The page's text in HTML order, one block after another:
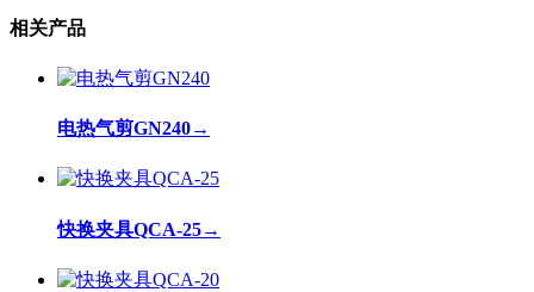
相关产品
电热气剪GN240→
快换夹具QCA-25→